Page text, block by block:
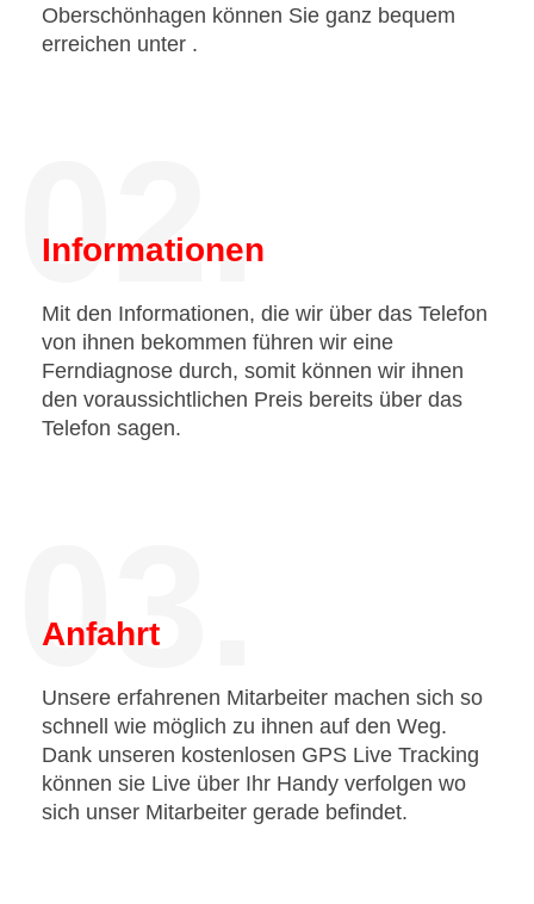
Oberschönhagen können Sie ganz bequem
erreichen unter .
02.
Informationen
Mit den Informationen, die wir über das Telefon
von ihnen bekommen führen wir eine
Ferndiagnose durch, somit können wir ihnen
den voraussichtlichen Preis bereits über das
Telefon sagen.
03.
Anfahrt
Unsere erfahrenen Mitarbeiter machen sich so
schnell wie möglich zu ihnen auf den Weg.
Dank unseren kostenlosen GPS Live Tracking
können sie Live über Ihr Handy verfolgen wo
sich unser Mitarbeiter gerade befindet.